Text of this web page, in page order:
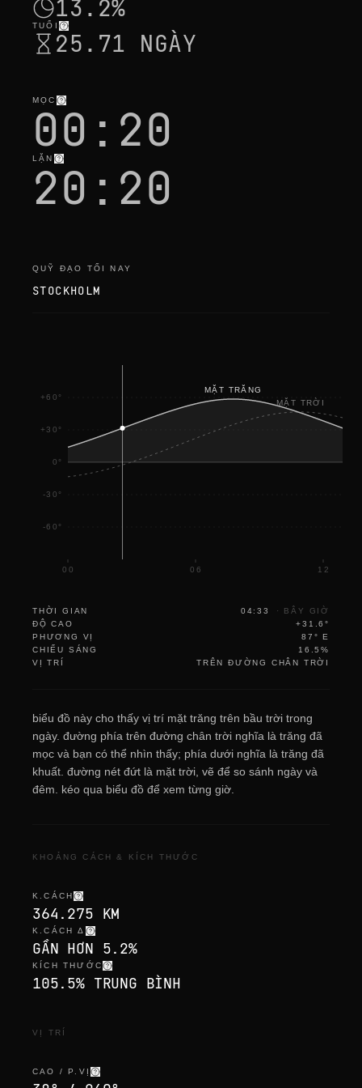
13.2%
TUỔI
25.71 NGÀY
MỌC
00:20
LẶN
20:20
QUỸ ĐẠO TỐI NAY
STOCKHOLM
+60°
+30°
0°
-30°
-60°
00 06 12
MẶT TRĂNG
MẶT TRỜI
THỜI GIAN 04:33 · BÂY GIỜ
ĐỘ CAO
+31.6°
PHƯƠNG VỊ
87° E
CHIẾU SÁNG
16.5%
VỊ TRÍ
TRÊN ĐƯỜNG CHÂN TRỜI
biểu đồ này cho thấy vị trí mặt trăng trên bầu trời trong
ngày. đường phía trên đường chân trời nghĩa là trăng đã
mọc và bạn có thể nhìn thấy; phía dưới nghĩa là trăng đã
khuất. đường nét đứt là mặt trời, vẽ để so sánh ngày và
đêm. kéo qua biểu đồ để xem từng giờ.
KHOẢNG CÁCH & KÍCH THƯỚC
K.CÁCH
364.275 KM
K.CÁCH Δ
GẦN HƠN 5.2%
KÍCH THƯỚC
105.5% TRUNG BÌNH
VỊ TRÍ
CAO / P.VỊ